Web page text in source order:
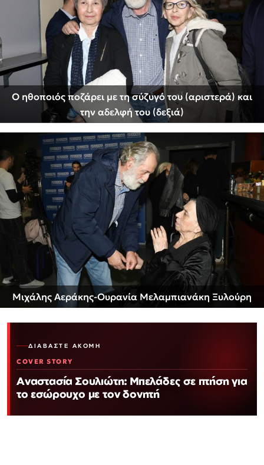
Ο ηθοποιός ποζάρει με τη σύζυγό του (αριστερά) και
την αδελφή του (δεξιά)
Μιχάλης Αεράκης-Ουρανία Μελαμπιανάκη Ξυλούρη
ΔΙΑΒΆΣΤΕ ΑΚΌΜΗ
COVER STORY
Αναστασία Σουλιώτη: Μπελάδες σε πτήση για
το εσώρουχο με τον δονητή